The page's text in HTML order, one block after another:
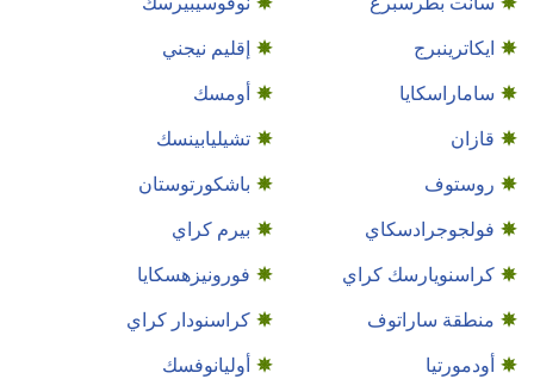
ايكاترينبرج
إقليم نيجني
ساماراسكايا
أومسك
قازان
تشيليابينسك
روستوف
باشكورتوستان
فولجوجرادسكاي
بيرم كراي
كراسنويارسك كراي
فورونيزهسكايا
منطقة ساراتوف
كراسنودار كراي
أودمورتيا
أوليانوفسك